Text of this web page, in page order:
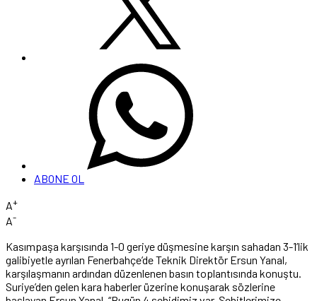
ABONE OL
A+
A-
Kasımpaşa karşısında 1-0 geriye düşmesine karşın sahadan 3-1’lik
galibiyetle ayrılan Fenerbahçe’de Teknik Direktör Ersun Yanal,
karşılaşmanın ardından düzenlenen basın toplantısında konuştu.
Suriye’den gelen kara haberler üzerine konuşarak sözlerine